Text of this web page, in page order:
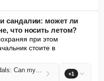
сандалии: может ли
что носить летом?
при этом
стоите в
Shorts, strappy tops and sandals: Can my boss tell me what to wear in summer? +1